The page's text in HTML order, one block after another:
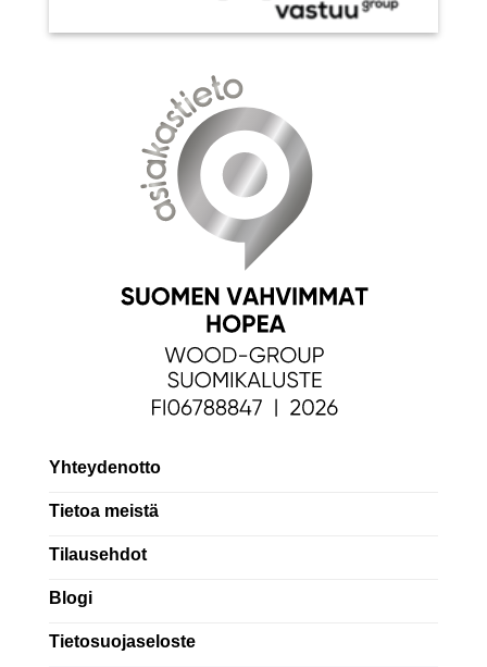
Yhteydenotto
Tietoa meistä
Tilausehdot
Blogi
Tietosuojaseloste